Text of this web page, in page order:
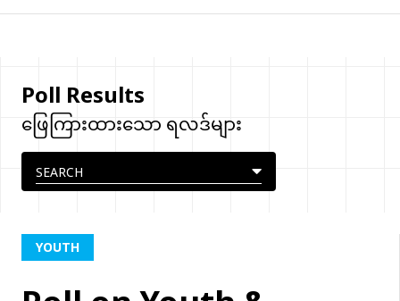
Poll Results
ဖြေကြားထားသော ရလဒ်များ
YOUTH